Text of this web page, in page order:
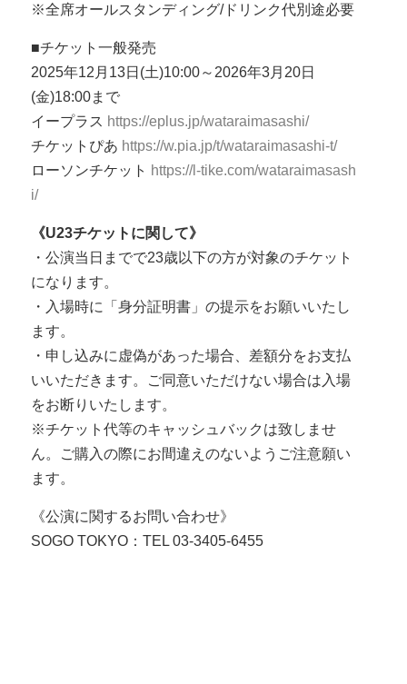
※全席オールスタンディング/ドリンク代別途必要
■チケット一般発売
2025年12月13日(土)10:00～2026年3月20日
(金)18:00まで
イープラス https://eplus.jp/wataraimasashi/
チケットぴあ https://w.pia.jp/t/wataraimasashi-t/
ローソンチケット https://l-tike.com/wataraimasash
i/
《U23チケットに関して》
・公演当日までで23歳以下の方が対象のチケット
になります。
・入場時に「身分証明書」の提示をお願いいたし
ます。
・申し込みに虚偽があった場合、差額分をお支払
いいただきます。ご同意いただけない場合は入場
をお断りいたします。
※チケット代等のキャッシュバックは致しませ
ん。ご購入の際にお間違えのないようご注意願い
ます。
《公演に関するお問い合わせ》
SOGO TOKYO：TEL 03-3405-6455